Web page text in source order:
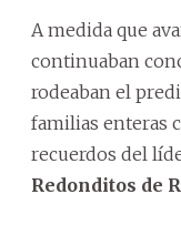
A medida que
continuaban
rodeaban el
familias enteras
recuerdos del
Redonditos de